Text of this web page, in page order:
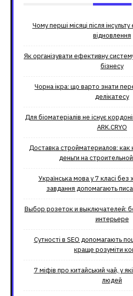
Чому перші місяці після
відновлення
Як організувати ефективну
бізнесу
Чорна ікра: що варто знати
делікатесу
Для біоматеріалів не існує
ARK.CRYO
Доставка стройматериалов: как
деньги на
Українська мова у 7 класі без
завдання допомагають
Выбор розеток и выключателей:
интерьере
Сутності в SEO допомагають
краще розуміти
7 міфів про китайський чай, у
людей